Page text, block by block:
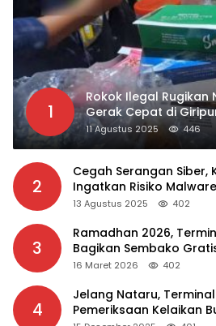
1
Rokok Ilegal Rugikan
Gerak Cepat di
11 Agustus 2025 446
2
Cegah Serangan Siber,
Ingatkan Risiko
13 Agustus 2025 402
3
Ramadhan 2026,
Bagikan Sembako
Masyarakat
16 Maret 2026 402
4
Jelang Nataru,
Pemeriksaan Kelaikan